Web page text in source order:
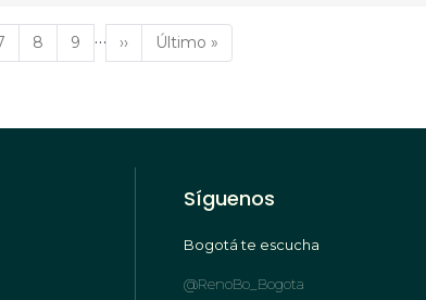
Página
8 Página
9 …
Siguiente
página
››
Última
página
Último »
Síguenos
Bogotá te escucha
@RenoBo_Bogota